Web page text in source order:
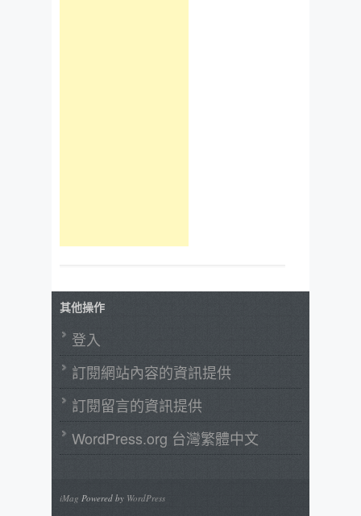
其他操作
登入
訂閱網站內容的資訊提供
訂閱留言的資訊提供
WordPress.org 台灣繁體中文
iMag Powered by WordPress